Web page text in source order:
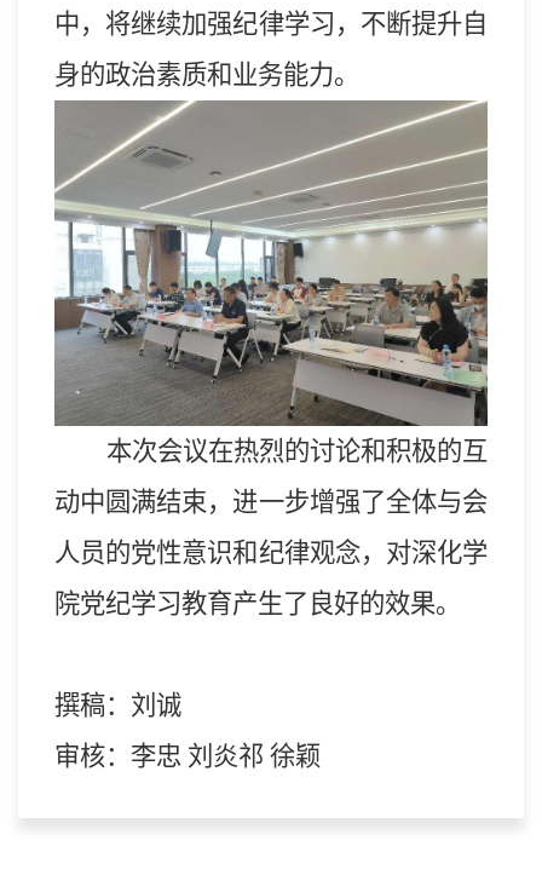
中，将继续加强纪律学习，不断提升自
身的政治素质和业务能力。
本次会议在热烈的讨论和积极的互
动中圆满结束，进一步增强了全体与会
人员的党性意识和纪律观念， 对深化学
院党纪学习教育产生了良好的效果。
撰稿：刘诚
审核：李忠 刘炎祁 徐颖